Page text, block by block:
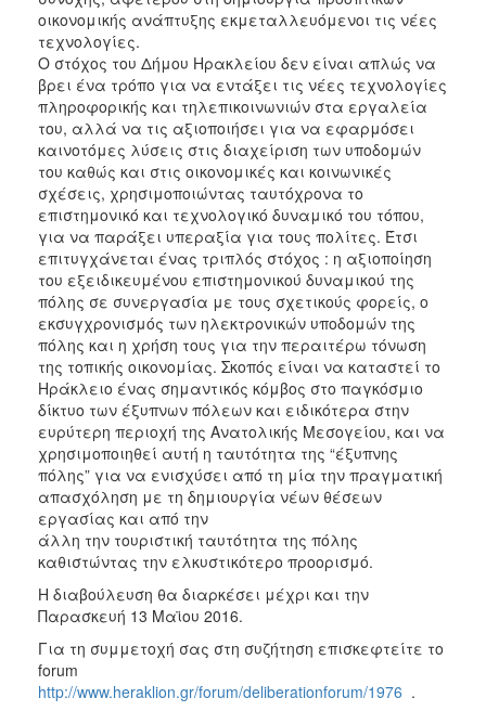
οικονομικής ανάπτυξης εκμεταλλευόμενοι τις νέες
τεχνολογίες.
Ο στόχος του Δήμου Ηρακλείου δεν είναι απλώς να
βρει ένα τρόπο για να εντάξει τις νέες τεχνολογίες
πληροφορικής και τηλεπικοινωνιών στα εργαλεία
του, αλλά να τις αξιοποιήσει για να εφαρμόσει
καινοτόμες λύσεις στις διαχείριση των υποδομών
του καθώς και στις οικονομικές και κοινωνικές
σχέσεις, χρησιμοποιώντας ταυτόχρονα το
επιστημονικό και τεχνολογικό δυναμικό του τόπου,
για να παράξει υπεραξία για τους πολίτες. Έτσι
επιτυγχάνεται ένας τριπλός στόχος : η αξιοποίηση
του εξειδικευμένου επιστημονικού δυναμικού της
πόλης σε συνεργασία με τους σχετικούς φορείς, ο
εκσυγχρονισμός των ηλεκτρονικών υποδομών της
πόλης και η χρήση τους για την περαιτέρω τόνωση
της τοπικής οικονομίας. Σκοπός είναι να καταστεί το
Ηράκλειο ένας σημαντικός κόμβος στο παγκόσμιο
δίκτυο των έξυπνων πόλεων και ειδικότερα στην
ευρύτερη περιοχή της Ανατολικής Μεσογείου, και να
χρησιμοποιηθεί αυτή η ταυτότητα της “έξυπνης
πόλης” για να ενισχύσει από τη μία την πραγματική
απασχόληση με τη δημιουργία νέων θέσεων
εργασίας και από την
άλλη την τουριστική ταυτότητα της πόλης
καθιστώντας την ελκυστικότερο προορισμό.
Η διαβούλευση θα διαρκέσει μέχρι και την
Παρασκευή 13 Μαϊου 2016.
Για τη συμμετοχή σας στη συζήτηση επισκεφτείτε το
fοrum
http://www.heraklion.gr/forum/deliberationforum/1976 .